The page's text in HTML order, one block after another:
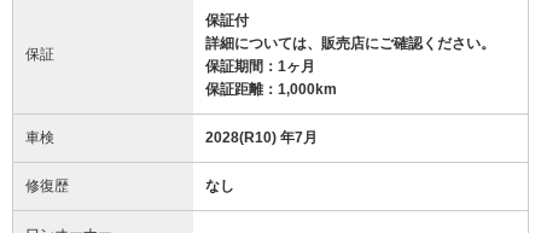
保証
保証付
詳細については、販売店にご確認ください。
保証期間：1ヶ月
保証距離：1,000km
車検 2028(R10) 年7月
修復歴 なし